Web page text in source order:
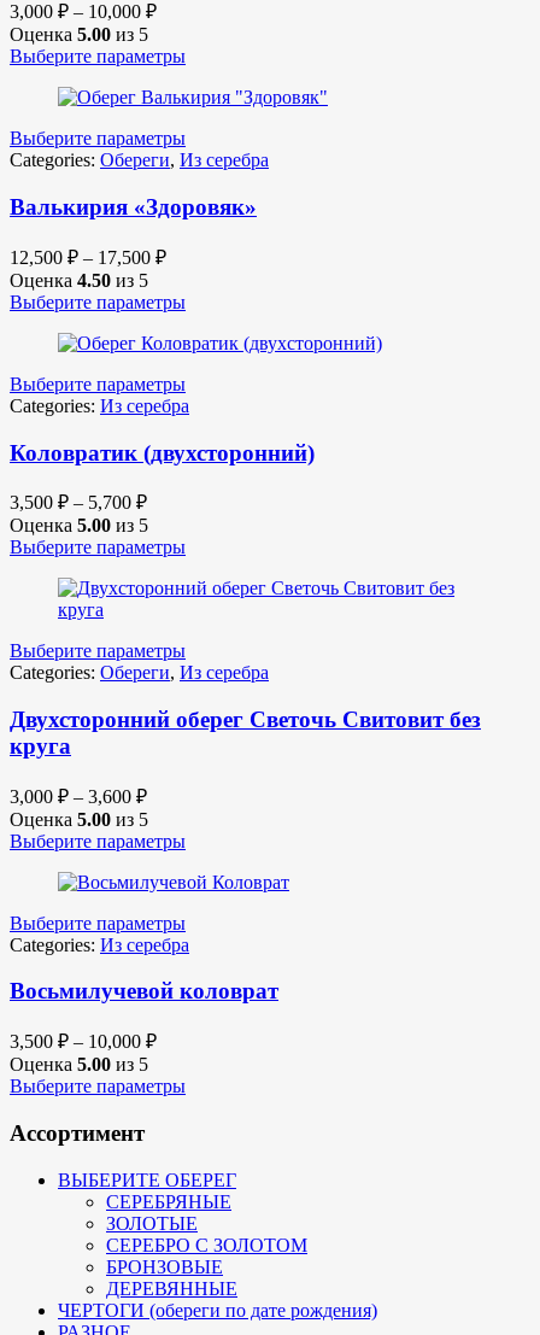
3,000 ₽ – 10,000 ₽
Оценка 5.00 из 5
Выберите параметры
Выберите параметры
Categories: Обереги, Из серебра
Валькирия «Здоровяк»
12,500 ₽ – 17,500 ₽
Оценка 4.50 из 5
Выберите параметры
Выберите параметры
Categories: Из серебра
Коловратик (двухсторонний)
3,500 ₽ – 5,700 ₽
Оценка 5.00 из 5
Выберите параметры
Выберите параметры
Categories: Обереги, Из серебра
Двухсторонний оберег Светочь Свитовит без
круга
3,000 ₽ – 3,600 ₽
Оценка 5.00 из 5
Выберите параметры
Выберите параметры
Categories: Из серебра
Восьмилучевой коловрат
3,500 ₽ – 10,000 ₽
Оценка 5.00 из 5
Выберите параметры
Ассортимент
ВЫБЕРИТЕ ОБЕРЕГ
СЕРЕБРЯНЫЕ
ЗОЛОТЫЕ
СЕРЕБРО С ЗОЛОТОМ
БРОНЗОВЫЕ
ДЕРЕВЯННЫЕ
ЧЕРТОГИ (обереги по дате рождения)